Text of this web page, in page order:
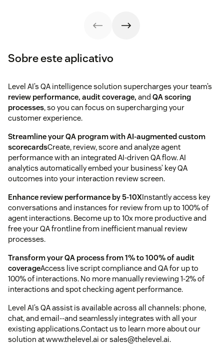
Sobre este aplicativo
Level AI’s QA intelligence solution supercharges your team’s
review performance, audit coverage, and QA scoring
processes, so you can focus on supercharging your
customer experience.
Streamline your QA program with AI-augmented custom
scorecardsCreate, review, score and analyze agent
performance with an integrated AI-driven QA flow. AI
analytics automatically embed your business’ key QA
outcomes into your interaction review screen.
Enhance review performance by 5-10XInstantly access key
conversations and instances for review from up to 100% of
agent interactions. Become up to 10x more productive and
free your QA frontline from inefficient manual review
processes.
Transform your QA process from 1% to 100% of audit
coverageAccess live script compliance and QA for up to
100% of interactions. No more manually reviewing 1-2% of
interactions and spot checking agent performance.
Level AI’s QA assist is available across all channels: phone,
chat, and email--and seamlessly integrates with all your
existing applications.Contact us to learn more about our
solution at www.thelevel.ai or sales@thelevel.ai.